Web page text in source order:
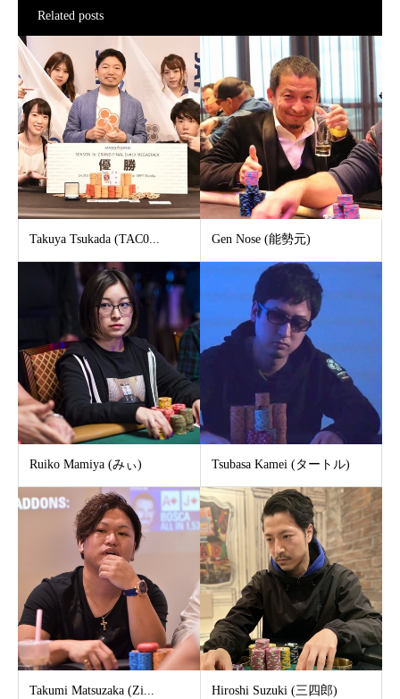
Related posts
Takuya Tsukada (TAC0... Gen Nose (能勢元)
Ruiko Mamiya (みぃ) Tsubasa Kamei (タートル)
Takumi Matsuzaka (Zi... Hiroshi Suzuki (三四郎)